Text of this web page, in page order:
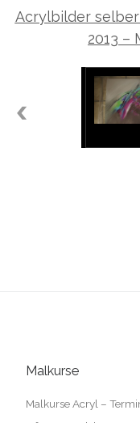
Acrylbilder
2013 –
Malkurse
Malkurse Acryl –